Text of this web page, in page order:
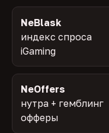
NeBlask
индекс спроса
iGaming
NeOffers
нутра + гемблинг
офферы